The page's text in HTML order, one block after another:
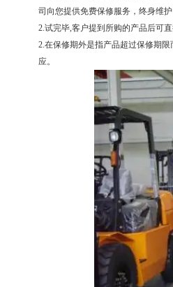
司向您提供免费保修服务，终身维
2.试完毕,客户提到所购的产品后可
2.在保修期外是指产品超过保修期
应。